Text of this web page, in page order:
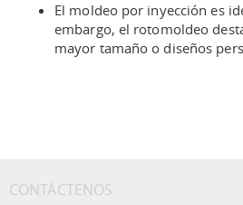
El moldeo por inyección es
embargo, el rotomoldeo
mayor tamaño o diseños
CONTÁCTENOS